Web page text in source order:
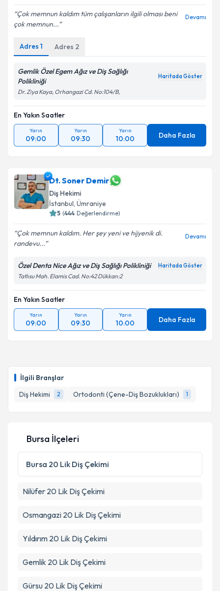
İlgili Branşlar
Diş Hekimi
2 Ortodonti (Çene-Diş Bozuklukları) 1
Çok memnun kaldım tüm çalışanların ilgili olması beni
çok memnun...
Devamı
Adres 1 Adres 2
Gemlik Özel Egem Ağız ve Diş Sağlığı
Polikliniği
Haritada Göster
Dr. Ziya Kaya, Orhangazi Cd. No:104/B,
En Yakın Saatler
Yarın
09:00
Yarın
09:30
Yarın
10:00 Daha Fazla
Dt. Soner Demir
Diş Hekimi
İstanbul, Ümraniye
5 (444 Değerlendirme)
Çok memnun kaldım. Her şey yeni ve hijyenik di.
randevu...
Devamı
Özel Denta Nice Ağız ve Diş Sağlığı Polikliniği Haritada Göster
Tatlısu Mah. Elamis Cad. No:42 Dükkan:2
En Yakın Saatler
Yarın
09:00
Yarın
09:30
Yarın
10:00 Daha Fazla
Bursa İlçeleri
Bursa 20 Lik Diş Çekimi
Nilüfer 20 Lik Diş Çekimi
Osmangazi 20 Lik Diş Çekimi
Yıldırım 20 Lik Diş Çekimi
Gemlik 20 Lik Diş Çekimi
Gürsu 20 Lik Diş Çekimi